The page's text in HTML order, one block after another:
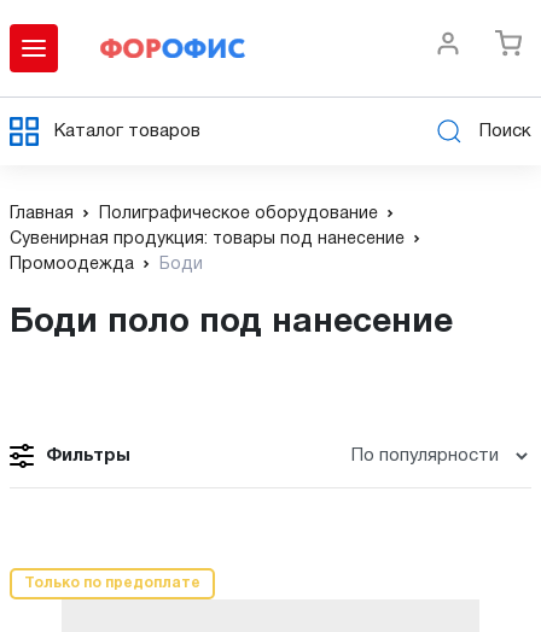
Каталог товаров Поиск
Главная
Полиграфическое оборудование
Сувенирная продукция: товары под нанесение
Промоодежда
Боди
Боди поло под нанесение
Фильтры
Только по предоплате